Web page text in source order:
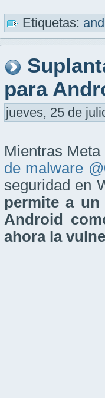
Etiquetas:
para
jueves, 25 de
Mientras
de malware
seguridad en
permite a un
Android
ahora la